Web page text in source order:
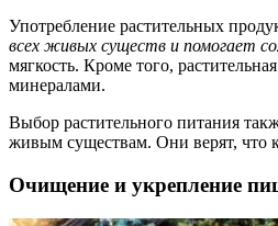
Употребление растительных
всех живых существ и помогает
мягкость. Кроме того,
минералами.
Выбор растительного питания
живым существам. Они верят, что
Очищение и укрепление